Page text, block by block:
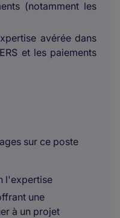
(notamment les
avérée dans
et les paiements
sur ce poste
l'expertise
une
à un projet